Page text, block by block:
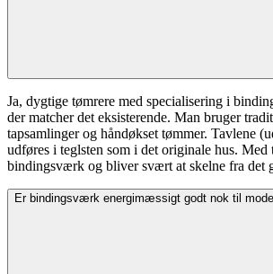
Ja, dygtige tømrere med specialisering i
der matcher det eksisterende. Man bruger
tapsamlinger og håndøkset tømmer. Tavlene
udføres i teglsten som i det originale hus. Med
bindingsværk og bliver svært at skelne fra det
Er bindingsværk energimæssigt godt nok til